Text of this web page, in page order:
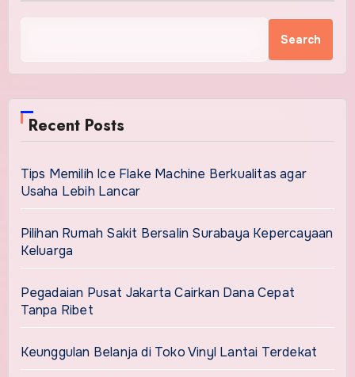
Search
Recent Posts
Tips Memilih Ice Flake Machine Berkualitas agar
Usaha Lebih Lancar
Pilihan Rumah Sakit Bersalin Surabaya Kepercayaan
Keluarga
Pegadaian Pusat Jakarta Cairkan Dana Cepat
Tanpa Ribet
Keunggulan Belanja di Toko Vinyl Lantai Terdekat